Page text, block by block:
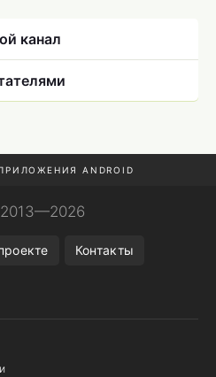
канал
ANDROID
Контакты